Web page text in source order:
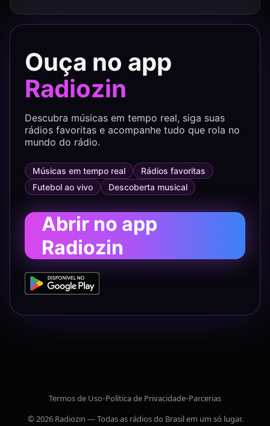
Ouça no app
Radiozin
Descubra músicas em tempo real, siga suas
rádios favoritas e acompanhe tudo que rola no
mundo do rádio.
Músicas em tempo real
Rádios favoritas
Futebol ao vivo
Descoberta musical
Abrir no app
Radiozin
Termos de Uso•Política de Privacidade•Parcerias
© 2026 Radiozin — Todas as rádios do Brasil em um só lugar.